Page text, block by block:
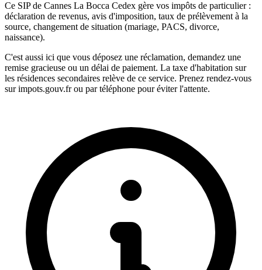
Ce SIP de Cannes La Bocca Cedex gère vos impôts de particulier :
déclaration de revenus, avis d'imposition, taux de prélèvement à la
source, changement de situation (mariage, PACS, divorce,
naissance).
C'est aussi ici que vous déposez une réclamation, demandez une
remise gracieuse ou un délai de paiement. La taxe d'habitation sur
les résidences secondaires relève de ce service. Prenez rendez-vous
sur impots.gouv.fr ou par téléphone pour éviter l'attente.